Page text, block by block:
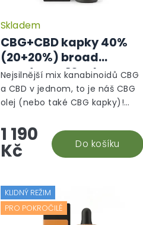
CBG+CBD kapky 40%
(20+20%) broad
spectrum, 10 ml -
Energický režim
Skladem
1 190
Kč Do košíku
Nejsilnější mix kanabinoidů CBG
a CBD v jednom, to je náš CBG
olej (nebo také CBG kapky)!
stravy, který vám pomůže se
soustředit, kvalitně regenerovat
a...
KLIDNÝ REŽIM
PRO POKROČILÉ